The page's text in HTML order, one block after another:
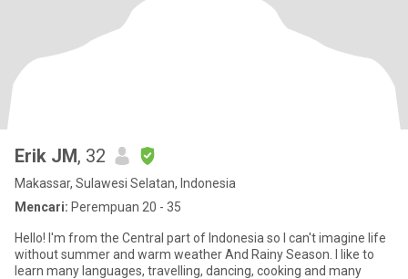
Erik JM, 32
Makassar, Sulawesi Selatan, Indonesia
Mencari: Perempuan 20 - 35
Hello! I'm from the Central part of Indonesia so I can't imagine life
without summer and warm weather And Rainy Season. I like to
learn many languages, travelling, dancing, cooking and many